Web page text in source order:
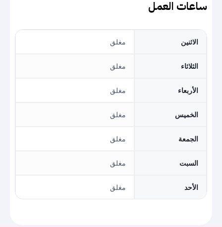
ساعات العمل
الاثنين مغلق
الثلاثاء مغلق
الأربعاء مغلق
الخميس مغلق
الجمعة مغلق
السبت مغلق
الأحد مغلق